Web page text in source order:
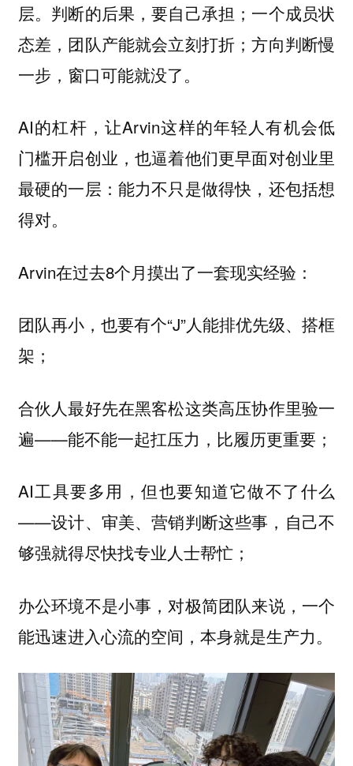
层。判断的后果，要自己承担；一个成员状
态差，团队产能就会立刻打折；方向判断慢
一步，窗口可能就没了。
AI的杠杆，让Arvin这样的年轻人有机会低
门槛开启创业，也逼着他们更早面对创业里
最硬的一层：能力不只是做得快，还包括想
得对。
Arvin在过去8个月摸出了一套现实经验：
团队再小，也要有个“J”人能排优先级、搭框
架；
合伙人最好先在黑客松这类高压协作里验一
遍——能不能一起扛压力，比履历更重要；
AI工具要多用，但也要知道它做不了什么
——设计、审美、营销判断这些事，自己不
够强就得尽快找专业人士帮忙；
办公环境不是小事，对极简团队来说，一个
能迅速进入心流的空间，本身就是生产力。